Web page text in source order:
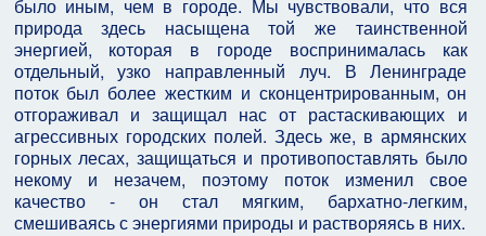
было иным, чем в городе. Мы чувствовали, что вся
природа здесь насыщена той же таинственной
энергией, которая в городе воспринималась как
отдельный, узко направленный луч. В Ленинграде
поток был более жестким и сконцентрированным, он
отгораживал и защищал нас от растаскивающих и
агрессивных городских полей. Здесь же, в армянских
горных лесах, защищаться и противопоставлять было
некому и незачем, поэтому поток изменил свое
качество - он стал мягким, бархатно-легким,
смешиваясь с энергиями природы и растворяясь в них.